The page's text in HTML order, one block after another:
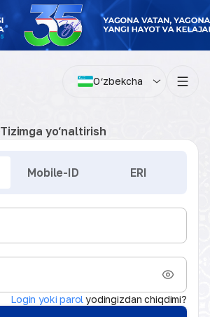
O‘zbekcha
Tizimga yo‘naltirish
Mobile-ID ERI
Login yoki parolyodingizdan chiqdimi?